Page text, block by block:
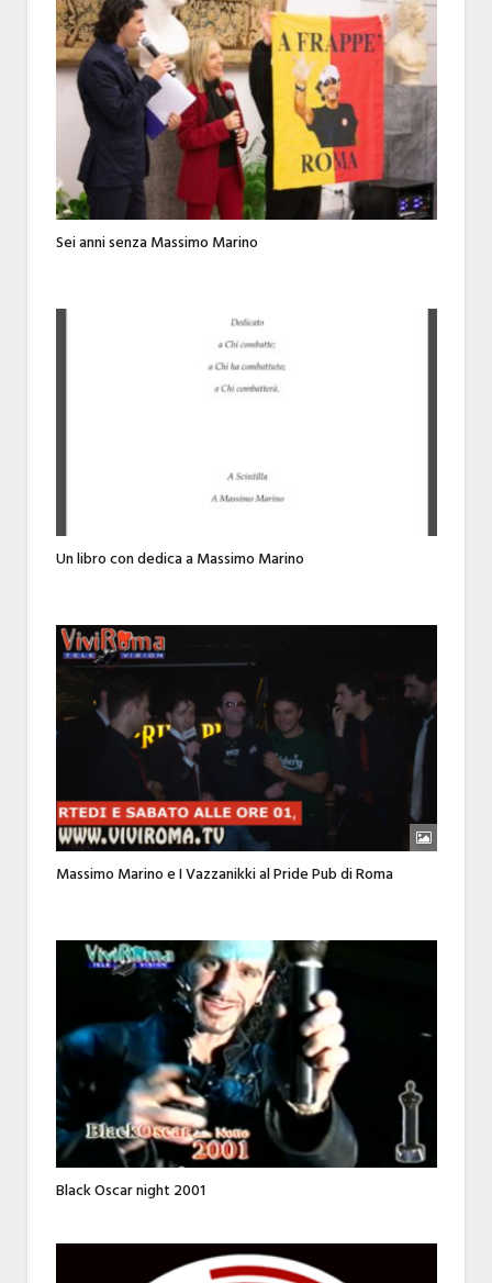
Sei anni senza Massimo Marino
Un libro con dedica a Massimo Marino
Massimo Marino e I Vazzanikki al Pride Pub di Roma
Black Oscar night 2001